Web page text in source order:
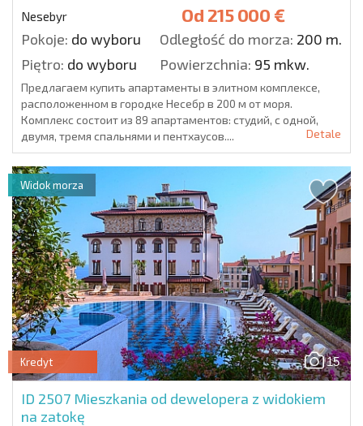
Nesebyr Od 215 000 €
Pokoje: do wyboru Odległość do morza: 200 m.
Piętro: do wyboru Powierzchnia: 95 mkw.
Предлагаем купить апартаменты в элитном комплексе,
расположенном в городке Несебр в 200 м от моря.
Комплекс состоит из 89 апартаментов: студий, с одной,
двумя, тремя спальнями и пентхаусов....
Detale
15
Kredyt
ID 2507 Mieszkania od dewelopera z widokiem
na zatokę
Widok morza